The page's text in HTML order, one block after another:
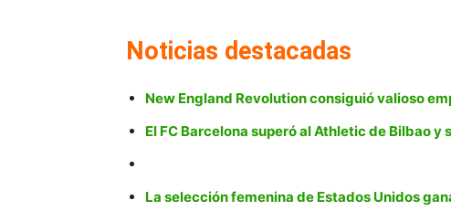
Noticias destacadas
New England Revolution consiguió valioso
El FC Barcelona superó al Athletic de Bilbao y
La selección femenina de Estados Unidos